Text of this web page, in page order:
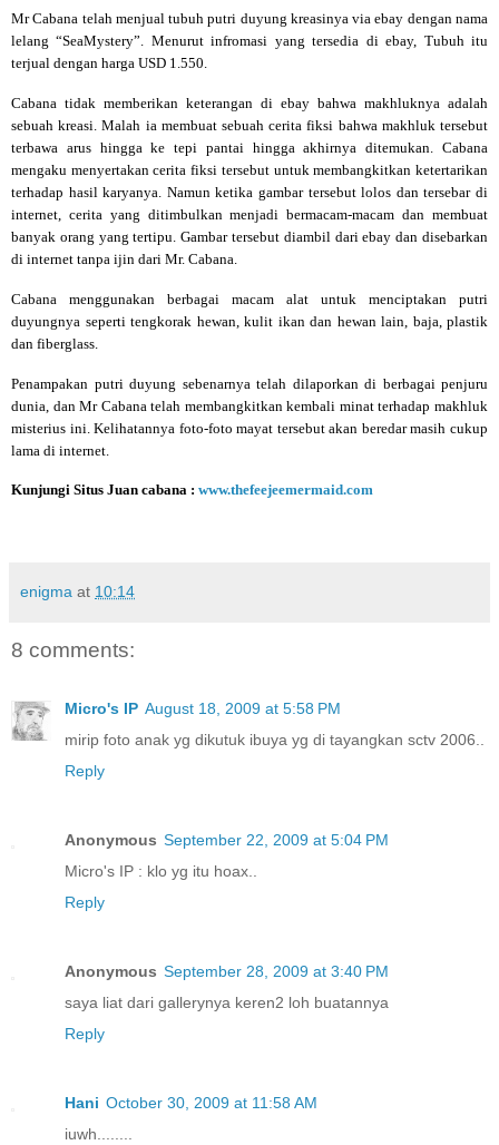
Mr Cabana telah menjual tubuh putri duyung kreasinya via ebay dengan nama
lelang “SeaMystery”. Menurut infromasi yang tersedia di ebay, Tubuh itu
terjual dengan harga USD 1.550.
Cabana tidak memberikan keterangan di ebay bahwa makhluknya adalah
sebuah kreasi. Malah ia membuat sebuah cerita fiksi bahwa makhluk tersebut
terbawa arus hingga ke tepi pantai hingga akhirnya ditemukan. Cabana
mengaku menyertakan cerita fiksi tersebut untuk membangkitkan ketertarikan
terhadap hasil karyanya. Namun ketika gambar tersebut lolos dan tersebar di
internet, cerita yang ditimbulkan menjadi bermacam-macam dan membuat
banyak orang yang tertipu. Gambar tersebut diambil dari ebay dan disebarkan
di internet tanpa ijin dari Mr. Cabana.
Cabana menggunakan berbagai macam alat untuk menciptakan putri
duyungnya seperti tengkorak hewan, kulit ikan dan hewan lain, baja, plastik
dan fiberglass.
Penampakan putri duyung sebenarnya telah dilaporkan di berbagai penjuru
dunia, dan Mr Cabana telah membangkitkan kembali minat terhadap makhluk
misterius ini. Kelihatannya foto-foto mayat tersebut akan beredar masih cukup
lama di internet.
Kunjungi Situs Juan cabana : www.thefeejeemermaid.com
enigma at 10:14
8 comments:
Micro's IP August 18, 2009 at 5:58 PM
mirip foto anak yg dikutuk ibuya yg di tayangkan sctv 2006..
Reply
Anonymous September 22, 2009 at 5:04 PM
Micro's IP : klo yg itu hoax..
Reply
Anonymous September 28, 2009 at 3:40 PM
saya liat dari gallerynya keren2 loh buatannya
Reply
Hani October 30, 2009 at 11:58 AM
iuwh........